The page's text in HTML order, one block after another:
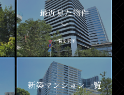
最近見た物件
一覧を表示
新築マンション一覧